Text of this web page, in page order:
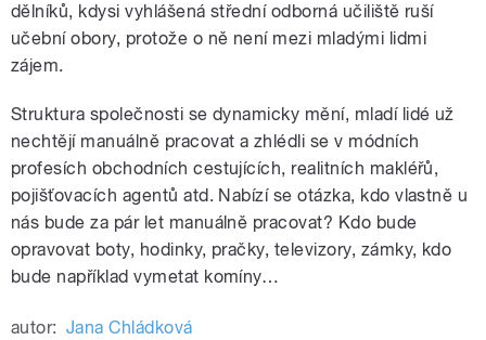
dělníků, kdysi vyhlášená střední odborná učiliště ruší
učební obory, protože o ně není mezi mladými lidmi
zájem.
Struktura společnosti se dynamicky mění, mladí lidé už
nechtějí manuálně pracovat a zhlédli se v módních
profesích obchodních cestujících, realitních makléřů,
pojišťovacích agentů atd. Nabízí se otázka, kdo vlastně u
nás bude za pár let manuálně pracovat? Kdo bude
opravovat boty, hodinky, pračky, televizory, zámky, kdo
bude například vymetat komíny…
autor: Jana Chládková